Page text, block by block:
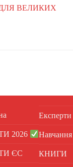
ВЕЛИКИХ
2026
ЄС
Експерти
Навчання
КНИГИ